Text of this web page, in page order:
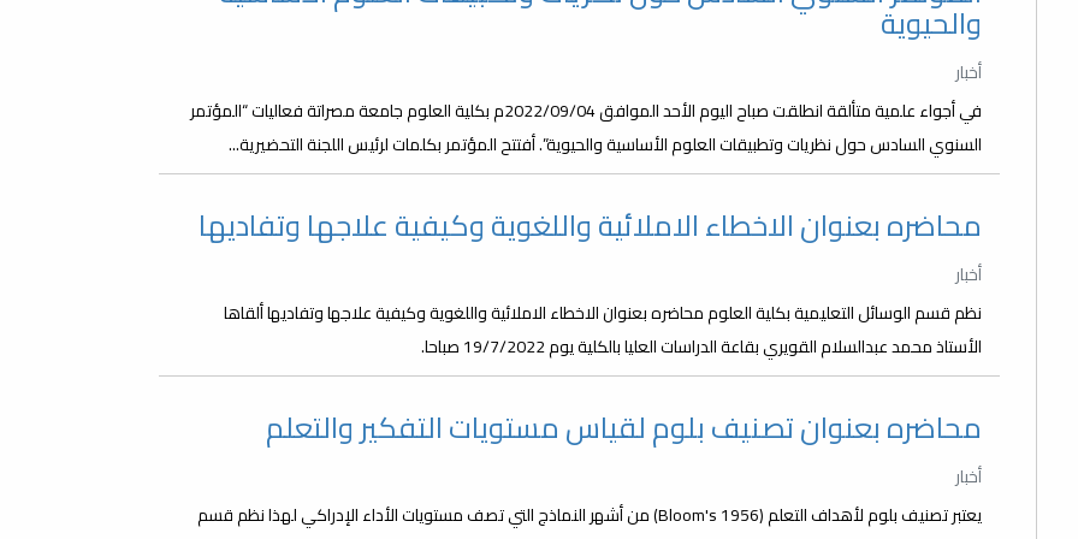
والحيوية
أخبار
في أجواء علمية متألقة انطلقت صباح اليوم الأحد الموافق 2022/09/04م بكلية العلوم جامعة مصراتة فعاليات “المؤتمر
السنوي السادس حول نظريات وتطبيقات العلوم الأساسية والحيوية”. أفتتح المؤتمر بكلمات لرئيس اللجنة التحضيرية...
محاضره بعنوان الاخطاء الاملائية واللغوية وكيفية علاجها وتفاديها
أخبار
نظم قسم الوسائل التعليمية بكلية العلوم محاضره بعنوان الاخطاء الاملائية واللغوية وكيفية علاجها وتفاديها ألقاها
الأستاذ محمد عبدالسلام القويري بقاعة الدراسات العليا بالكلية يوم 19/7/2022 صباحا.
محاضره بعنوان تصنيف بلوم لقياس مستويات التفكير والتعلم
أخبار
يعتبر تصنيف بلوم لأهداف التعلم (Bloom's 1956) من أشهر النماذج التي تصف مستويات الأداء الإدراكي لهذا نظم قسم